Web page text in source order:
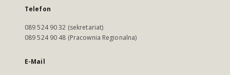
Telefon
089 524 90 32 (sekretariat)
089 524 90 48 (Pracownia Regionalna)
E-Mail